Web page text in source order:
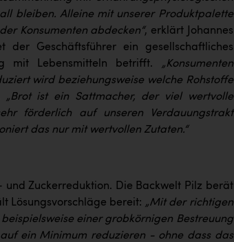
bleiben. Alleine mit unserer Produktpalette
Konsumenten abdecken“, erklärt Johannes
der Geschäftsführer ein gesellschaftliches
mit Lebensmitteln betrifft. „Konsumenten
wird beziehungsweise welche Rohstoffe
„Brot ist ein Sattmacher, der viel wertvolle
förderlich auf unseren Verdauungstrakt
das nur mit wertvollen Zutaten.“
und Zuckerreduktion. Die Backwelt Pilz berät
Lösungsvorschläge bereit: „Mit der richtigen
einer grobkörnigen Bestreuung
ein Minimum reduzieren - ohne dass das